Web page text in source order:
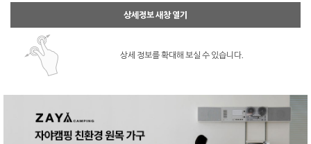
상세정보 새창 열기
상세 정보를 확대해 보실 수 있습니다.